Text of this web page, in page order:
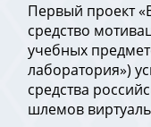
Первый проект
средство
учебных
лаборатория»)
средства
шлемов